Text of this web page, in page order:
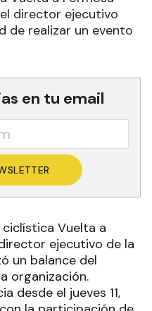
director ejecutivo
de realizar un evento
en tu email
Vuelta a
ejecutivo de la
un balance del
organización.
desde el jueves 11,